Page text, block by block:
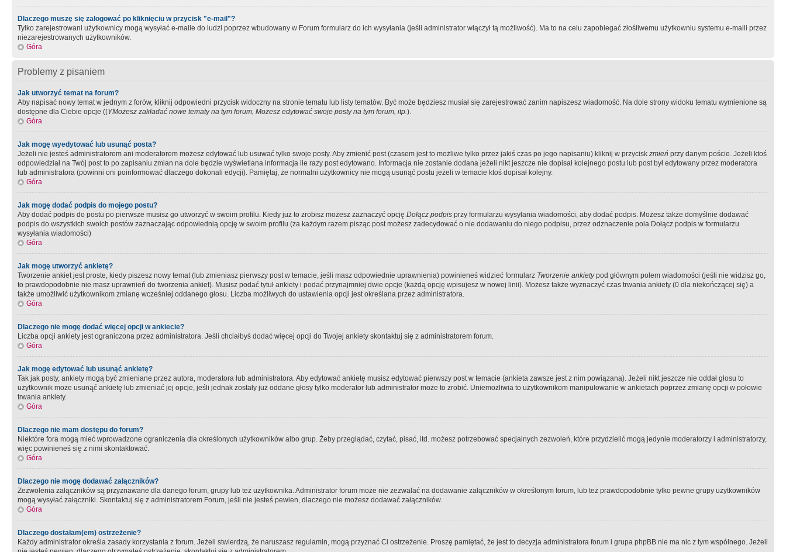
Dlaczego muszę się zalogować po kliknięciu w przycisk "e-mail"?
Tylko zarejestrowani użytkownicy mogą wysyłać e-maile do ludzi poprzez wbudowany w Forum formularz do ich wysyłania (jeśli administrator włączył tą możliwość). Ma to na celu zapobiegać złośliwemu użytkowniu systemu e-maili przez
niezarejestrowanych użytkowników.
Góra
Problemy z pisaniem
Jak utworzyć temat na forum?
Aby napisać nowy temat w jednym z forów, kliknij odpowiedni przycisk widoczny na stronie tematu lub listy tematów. Być może będziesz musiał się zarejestrować zanim napiszesz wiadomość. Na dole strony widoku tematu wymienione są
dostępne dla Ciebie opcje ((YMożesz zakładać nowe tematy na tym forum, Możesz edytować swoje posty na tym forum, itp.).
Góra
Jak mogę wyedytować lub usunąć posta?
Jeżeli nie jesteś administratorem ani moderatorem możesz edytować lub usuwać tylko swoje posty. Aby zmienić post (czasem jest to możliwe tylko przez jakiś czas po jego napisaniu) kliknij w przycisk zmień przy danym poście. Jeżeli ktoś
odpowiedział na Twój post to po zapisaniu zmian na dole będzie wyświetlana informacja ile razy post edytowano. Informacja nie zostanie dodana jeżeli nikt jeszcze nie dopisał kolejnego postu lub post był edytowany przez moderatora
lub administratora (powinni oni poinformować dlaczego dokonali edycji). Pamiętaj, że normalni użytkownicy nie mogą usunąć postu jeżeli w temacie ktoś dopisał kolejny.
Góra
Jak mogę dodać podpis do mojego postu?
Aby dodać podpis do postu po pierwsze musisz go utworzyć w swoim profilu. Kiedy już to zrobisz możesz zaznaczyć opcję Dołącz podpis przy formularzu wysyłania wiadomości, aby dodać podpis. Możesz także domyślnie dodawać
podpis do wszystkich swoich postów zaznaczając odpowiednią opcję w swoim profilu (za każdym razem pisząc post możesz zadecydować o nie dodawaniu do niego podpisu, przez odznaczenie pola Dołącz podpis w formularzu
wysyłania wiadomości)
Góra
Jak mogę utworzyć ankietę?
Tworzenie ankiet jest proste, kiedy piszesz nowy temat (lub zmieniasz pierwszy post w temacie, jeśli masz odpowiednie uprawnienia) powinieneś widzieć formularz Tworzenie ankietypod głównym polem wiadomości (jeśli nie widzisz go,
to prawdopodobnie nie masz uprawnień do tworzenia ankiet). Musisz podać tytuł ankiety i podać przynajmniej dwie opcje (każdą opcję wpisujesz w nowej linii). Możesz także wyznaczyć czas trwania ankiety (0 dla niekończącej się) a
także umożliwić użytkownikom zmianę wcześniej oddanego głosu. Liczba możliwych do ustawienia opcji jest określana przez administratora.
Góra
Dlaczego nie mogę dodać więcej opcji w ankiecie?
Liczba opcji ankiety jest ograniczona przez administratora. Jeśli chciałbyś dodać więcej opcji do Twojej ankiety skontaktuj się z administratorem forum.
Góra
Jak mogę edytować lub usunąć ankietę?
Tak jak posty, ankiety mogą być zmieniane przez autora, moderatora lub administratora. Aby edytować ankietę musisz edytować pierwszy post w temacie (ankieta zawsze jest z nim powiązana). Jeżeli nikt jeszcze nie oddał głosu to
użytkownik może usunąć ankietę lub zmieniać jej opcje, jeśli jednak zostały już oddane głosy tylko moderator lub administrator może to zrobić. Uniemożliwia to użytkownikom manipulowanie w ankietach poprzez zmianę opcji w połowie
trwania ankiety.
Góra
Dlaczego nie mam dostępu do forum?
Niektóre fora mogą mieć wprowadzone ograniczenia dla określonych użytkowników albo grup. Żeby przeglądać, czytać, pisać, itd. możesz potrzebować specjalnych zezwoleń, które przydzielić mogą jedynie moderatorzy i administratorzy,
więc powinieneś się z nimi skontaktować.
Góra
Dlaczego nie mogę dodawać załączników?
Zezwolenia załączników są przyznawane dla danego forum, grupy lub też użytkownika. Administrator forum może nie zezwalać na dodawanie załączników w określonym forum, lub też prawdopodobnie tylko pewne grupy użytkowników
mogą wysyłać załączniki. Skontaktuj się z administratorem Forum, jeśli nie jesteś pewien, dlaczego nie możesz dodawać załączników.
Góra
Dlaczego dostałam(em) ostrzeżenie?
Każdy administrator określa zasady korzystania z forum. Jeżeli stwierdzą, że naruszasz regulamin, mogą przyznać Ci ostrzeżenie. Proszę pamiętać, że jest to decyzja administratora forum i grupa phpBB nie ma nic z tym wspólnego. Jeżeli